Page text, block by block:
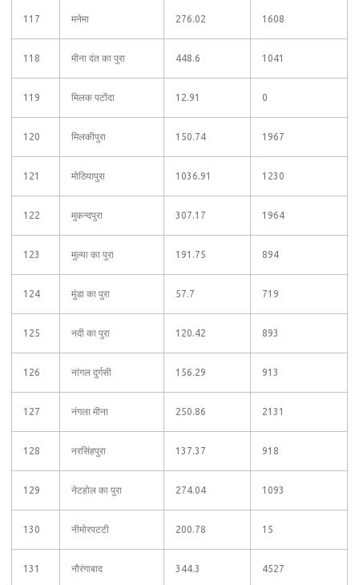
117 मनेमा 276.02 1608
118 मीना दंत का पुरा 448.6 1041
119 मिलक पटोंदा 12.91 0
120 मिलकीपुरा 150.74 1967
121 मोठियापुरा 1036.91 1230
122 मुकन्दपुरा 307.17 1964
123 मुल्या का पुरा 191.75 894
124 मुंडा का पुरा 57.7 719
125 नदी का पुरा 120.42 893
126 नांगल दुर्गसी 156.29 913
127 नंगला मीना 250.86 2131
128 नरसिंहपुरा 137.37 918
129 नेटहोल का पुरा 274.04 1093
130 नीमोरपटटी 200.78 15
131 नौरंगाबाद 344.3 4527